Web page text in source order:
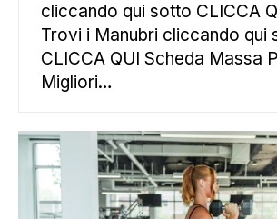
cliccando qui sotto CLICCA
Trovi i Manubri cliccando qui
CLICCA QUI Scheda Massa
Migliori…